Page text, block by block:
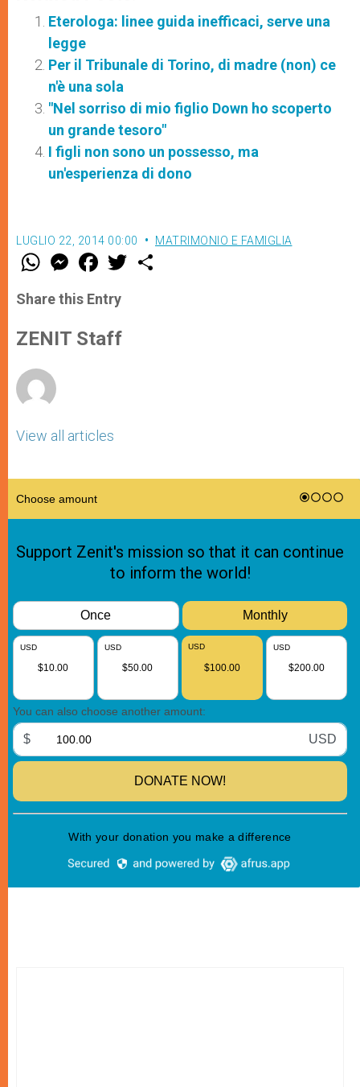
Eterologa: linee guida inefficaci, serve una
legge
Per il Tribunale di Torino, di madre (non) ce
n'è una sola
"Nel sorriso di mio figlio Down ho scoperto
un grande tesoro"
I figli non sono un possesso, ma
un'esperienza di dono
LUGLIO 22, 2014 00:00 MATRIMONIO E FAMIGLIA
W
t
s
p
p
M
e
s
e
g
e
F
a
e
b
o
k
w
Share this Entry
ZENIT Staff
View all articles